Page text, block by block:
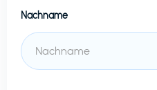
Nachname